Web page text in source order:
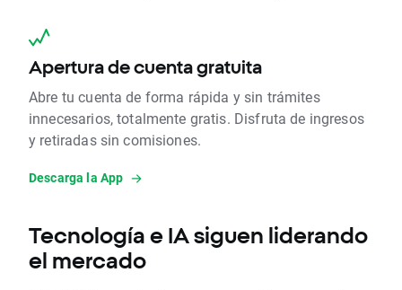
Apertura de cuenta gratuita
Abre tu cuenta de forma rápida y sin trámites
innecesarios, totalmente gratis. Disfruta de ingresos
y retiradas sin comisiones.
Descarga la App
Tecnología e IA siguen liderando
el mercado